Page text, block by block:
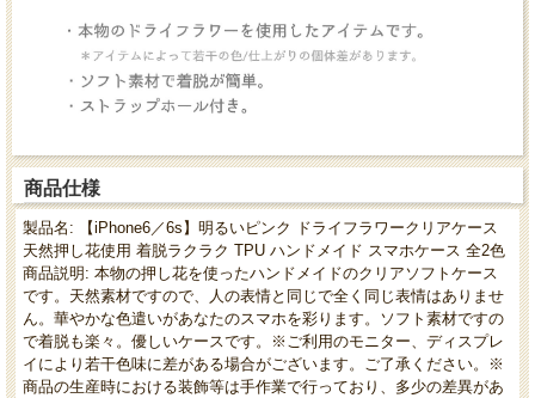
商品仕様
製品名: 【iPhone6／6s】明るいピンク ドライフラワークリアケース
天然押し花使用 着脱ラクラク TPU ハンドメイド スマホケース 全2色
商品説明: 本物の押し花を使ったハンドメイドのクリアソフトケース
です。天然素材ですので、人の表情と同じで全く同じ表情はありませ
ん。華やかな色遣いがあなたのスマホを彩ります。ソフト素材ですの
で着脱も楽々。優しいケースです。※ご利用のモニター、ディスプレ
イにより若干色味に差がある場合がございます。ご了承ください。※
商品の生産時における装飾等は手作業で行っており、多少の差異があ